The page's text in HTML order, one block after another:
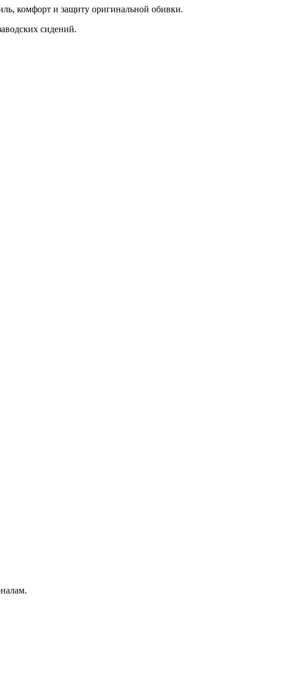
комфорт и защиту оригинальной обивки.
сидений.